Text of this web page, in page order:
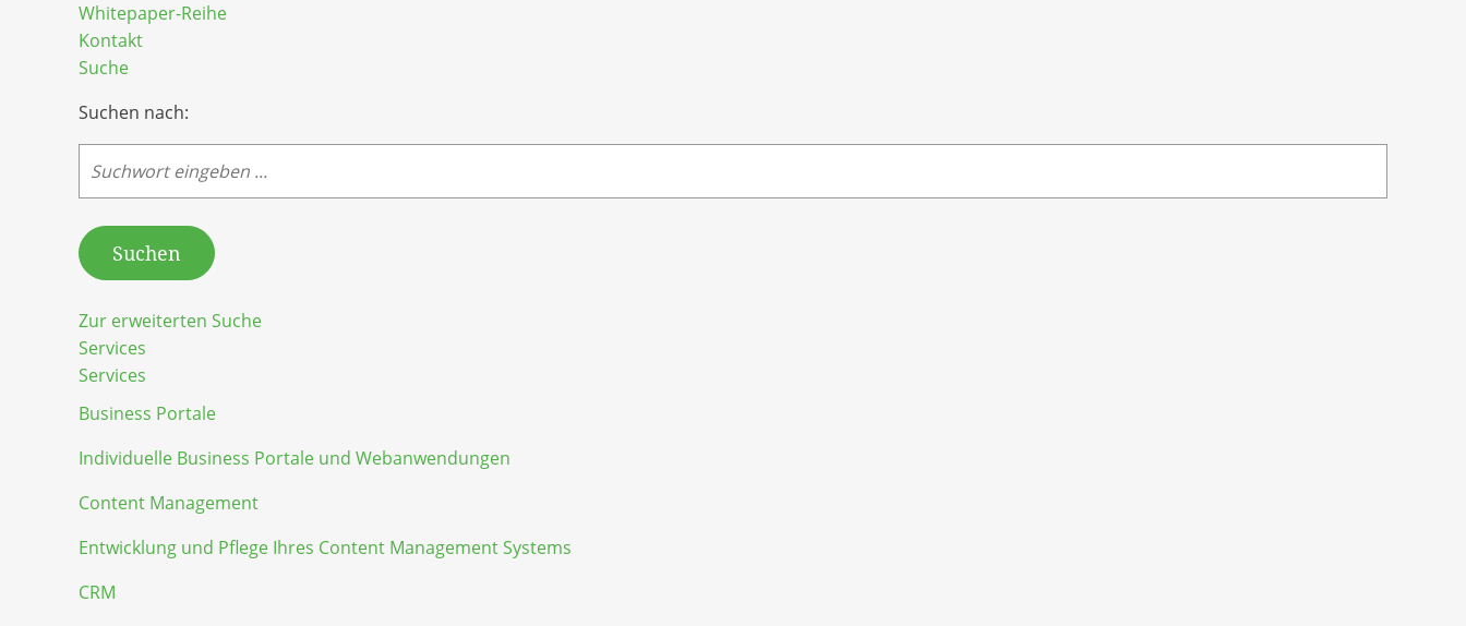
Whitepaper-Reihe
Kontakt
Suche
Suchen nach:
Suchen
Zur erweiterten Suche
Services
Services
Business Portale
Individuelle Business Portale und Webanwendungen
Content Management
Entwicklung und Pflege Ihres Content Management Systems
CRM